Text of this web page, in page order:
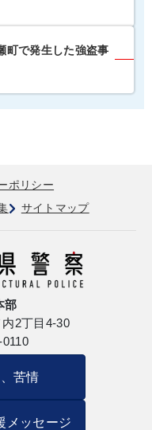
町で発生した強盗事
ポリシー
サイトマップ
部
2丁目4-30
苦情
メッセージ